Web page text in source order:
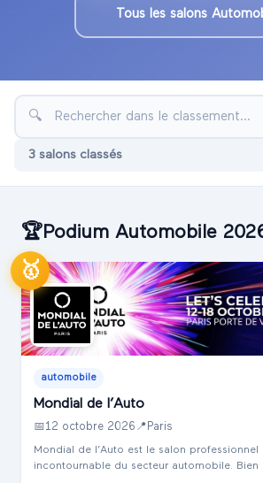
Tous les salons
🔍
3 salons classés
🏆Podium Automobile
🥇
automobile
Mondial de l’Auto
📅12 octobre 2026 📍 Paris
Mondial de l’Auto est le salon professionnel
incontournable du secteur automobile. Bien